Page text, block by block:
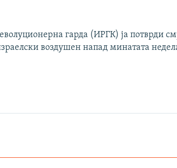
гарда (ИРГК) ја потврди
воздушен напад минатата